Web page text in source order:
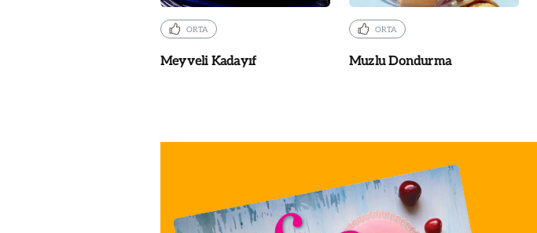
ORTA
Meyveli Kadayıf
ORTA
Muzlu Dondurma